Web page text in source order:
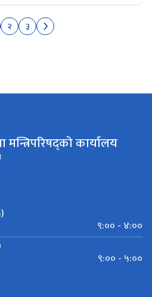
२ ३
मन्त्रिपरिषद्को कार्यालय
९:०० - ४:००
९:०० - ५:००